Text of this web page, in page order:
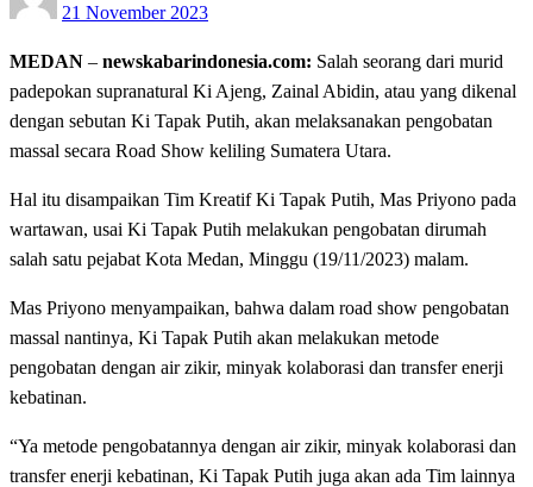
on
21 November 2023
MEDAN – newskabarindonesia.com: Salah seorang dari murid
padepokan supranatural Ki Ajeng, Zainal Abidin, atau yang dikenal
dengan sebutan Ki Tapak Putih, akan melaksanakan pengobatan
massal secara Road Show keliling Sumatera Utara.
Hal itu disampaikan Tim Kreatif Ki Tapak Putih, Mas Priyono pada
wartawan, usai Ki Tapak Putih melakukan pengobatan dirumah
salah satu pejabat Kota Medan, Minggu (19/11/2023) malam.
Mas Priyono menyampaikan, bahwa dalam road show pengobatan
massal nantinya, Ki Tapak Putih akan melakukan metode
pengobatan dengan air zikir, minyak kolaborasi dan transfer enerji
kebatinan.
“Ya metode pengobatannya dengan air zikir, minyak kolaborasi dan
transfer enerji kebatinan, Ki Tapak Putih juga akan ada Tim lainnya